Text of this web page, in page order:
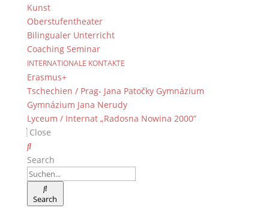
Kunst
Oberstufentheater
Bilingualer Unterricht
Coaching Seminar
INTERNATIONALE KONTAKTE
Erasmus+
Tschechien / Prag- Jana Patočky Gymnázium
Gymnázium Jana Nerudy
Lyceum / Internat „Radosna Nowina 2000”
Close
Search
Search
einen Wasserstoff-Tag am DG auf die Beine gestellt....
Im Rahmen des BundesUmweltWettbewerbs im Bereich
Chemie wurde unser Team, bestehend aus Katharina Krause
(10d), Lukas Maschlinski (Q12), David Spitz (Q12) und
unserer Altersklasse deutschlandweit zur...